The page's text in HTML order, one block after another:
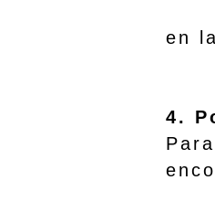
•
en
•
4.